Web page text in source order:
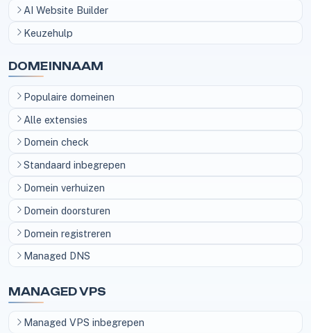
AI Website Builder
Keuzehulp
DOMEINNAAM
Populaire domeinen
Alle extensies
Domein check
Standaard inbegrepen
Domein verhuizen
Domein doorsturen
Domein registreren
Managed DNS
MANAGED VPS
Managed VPS inbegrepen